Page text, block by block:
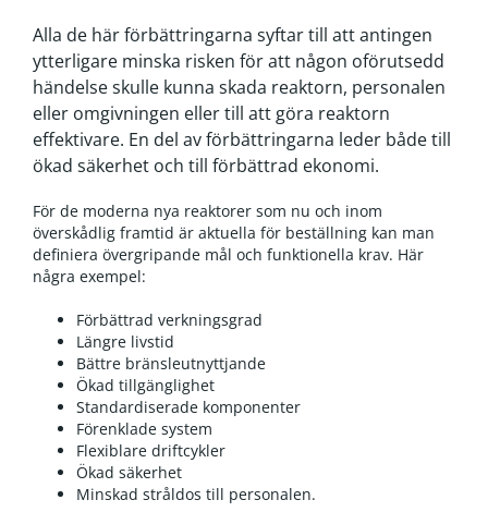
Alla de här förbättringarna syftar till att antingen
ytterligare minska risken för att någon oförutsedd
händelse skulle kunna skada reaktorn, personalen
eller omgivningen eller till att göra reaktorn
effektivare. En del av förbättringarna leder både till
ökad säkerhet och till förbättrad ekonomi.
För de moderna nya reaktorer som nu och inom
överskådlig framtid är aktuella för beställning kan man
definiera övergripande mål och funktionella krav. Här
några exempel:
Förbättrad verkningsgrad
Längre livstid
Bättre bränsleutnyttjande
Ökad tillgänglighet
Standardiserade komponenter
Förenklade system
Flexiblare driftcykler
Ökad säkerhet
Minskad stråldos till personalen.